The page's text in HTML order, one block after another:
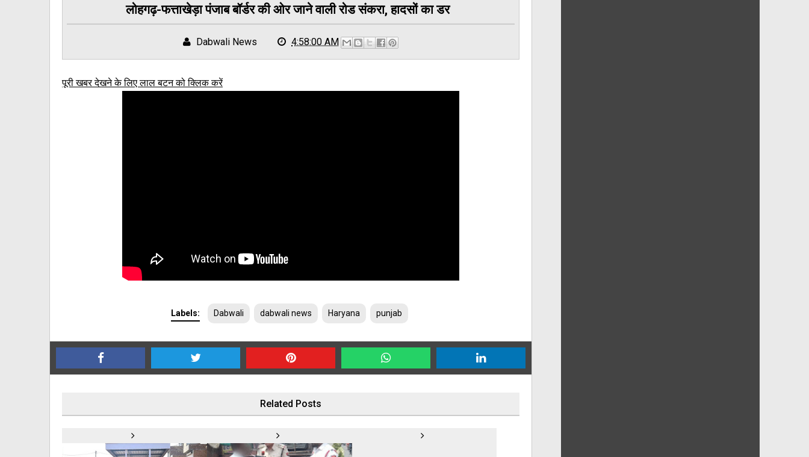
लोहगढ़-फत्ताखेड़ा पंजाब बॉर्डर की ओर जाने वाली रोड संकरा, हादसों का डर
Dabwali News 4:58:00 AM
पूरी खबर देखने के लिए लाल बटन को क्लिक करें
Labels: Dabwali dabwali news Haryana punjab
Related Posts